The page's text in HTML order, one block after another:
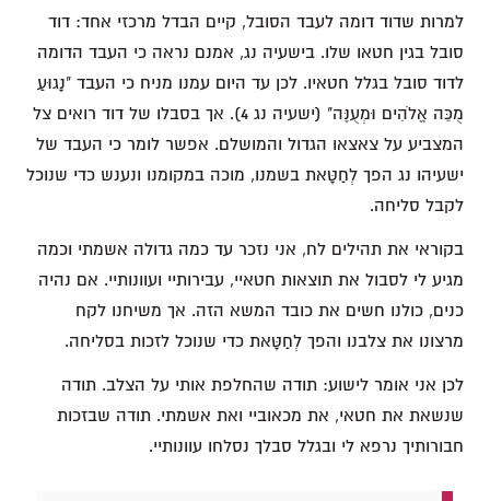
למרות שדוד דומה לעבד הסובל, קיים הבדל מרכזי אחד: דוד
סובל בגין חטאו שלו. בישעיה נג, אמנם נראה כי העבד הדומה
לדוד סובל בגלל חטאיו. לכן עד היום עמנו מניח כי העבד "נָגוּעַ
מֻכֵּה אֱלֹהִים וּמְעֻנֶּה" (ישעיה נג 4). אך בסבלו של דוד רואים צל
המצביע על צאצאו הגדול והמושלם. אפשר לומר כי העבד של
ישעיהו נג הפך לְחַטָּאת בשמנו, מוכה במקומנו ונענש כדי שנוכל
לקבל סליחה.
בקוראי את תהילים לח, אני נזכר עד כמה גדולה אשמתי וכמה
מגיע לי לסבול את תוצאות חטאיי, עבירותיי ועוונותיי. אם נהיה
כנים, כולנו חשים את כובד המשא הזה. אך משיחנו לקח
מרצונו את צלבנו והפך לְחַטָּאת כדי שנוכל לזכות בסליחה.
לכן אני אומר לישוע: תודה שהחלפת אותי על הצלב. תודה
שנשאת את חטאי, את מכאוביי ואת אשמתי. תודה שבזכות
חבורותיך נרפא לי ובגלל סבלך נסלחו עוונותיי.